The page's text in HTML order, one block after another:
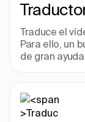
Traduce el
Para ello, un
de gran